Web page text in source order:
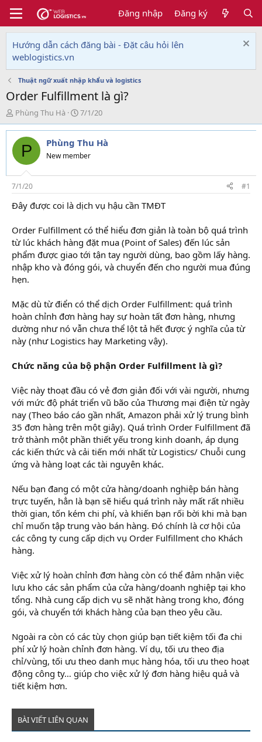
Đăng nhập Đăng ký
Hướng dẫn cách đăng bài - Đặt câu hỏi lên
weblogistics.vn
Thuật ngữ xuất nhập khẩu và logistics
Order Fulfillment là gì?
T
h
r
e
d
s
t
a
r
e
r
Phùng Thu Hà
N
g
à
y
g
i
7/1/20
P Phùng Thu Hà
New member
7/1/20 #1
Đây được coi là dịch vụ hậu cần TMĐT
Order Fulfillment có thể hiểu đơn giản là toàn bộ quá trình
từ lúc khách hàng đặt mua (Point of Sales) đến lúc sản
phẩm được giao tới tận tay người dùng, bao gồm lấy hàng.
nhập kho và đóng gói, và chuyển đến cho người mua đúng
hẹn.
Mặc dù từ điển có thể dịch Order Fulfillment: quá trình
hoàn chỉnh đơn hàng hay sự hoàn tất đơn hàng, nhưng
dường như nó vẫn chưa thể lột tả hết được ý nghĩa của từ
này (như Logistics hay Marketing vậy).
Chức năng của bộ phận Order Fulfillment là gì?
Việc này thoạt đầu có vẻ đơn giản đối với vài người, nhưng
với mức độ phát triển vũ bão của Thương mại điện từ ngày
nay (Theo báo cáo gần nhất, Amazon phải xử lý trung bình
35 đơn hàng trên một giây). Quá trình Order Fulfillment đã
trở thành một phần thiết yếu trong kinh doanh, áp dụng
các kiến thức và cải tiến mới nhất từ Logistics/ Chuỗi cung
ứng và hàng loạt các tài nguyên khác.
Nếu bạn đang có một cửa hàng/doanh nghiệp bán hàng
trực tuyến, hẳn là bạn sẽ hiểu quá trình này mất rất nhiều
thời gian, tốn kém chi phí, và khiến bạn rối bời khi mà bạn
chỉ muốn tập trung vào bán hàng. Đó chính là cơ hội của
các công ty cung cấp dịch vụ Order Fulfillment cho Khách
hàng.
Việc xử lý hoàn chỉnh đơn hàng còn có thể đảm nhận việc
lưu kho các sản phẩm của cửa hàng/doanh nghiệp tại kho
tổng. Nhà cung cấp dịch vụ sẽ nhặt hàng trong kho, đóng
gói, và chuyển tới khách hàng của bạn theo yêu cầu.
Ngoài ra còn có các tùy chọn giúp bạn tiết kiệm tối đa chi
phí xử lý hoàn chỉnh đơn hàng. Ví dụ, tối ưu theo địa
chỉ/vùng, tối ưu theo danh mục hàng hóa, tối ưu theo hoạt
động công ty… giúp cho việc xử lý đơn hàng hiệu quả và
tiết kiệm hơn.
BÀI VIẾT LIÊN QUAN